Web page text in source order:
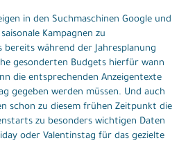
in den Suchmaschinen Google und
Kampagnen zu
bereits während der Jahresplanung
gesonderten Budgets hierfür wann
die entsprechenden Anzeigentexte
gegeben werden müssen. Und auch
schon zu diesem frühen Zeitpunkt die
zu besonders wichtigen Daten
oder Valentinstag für das gezielte